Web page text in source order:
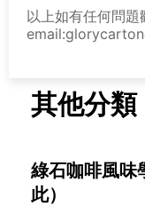
其他分類
綠石咖啡風味
此）
以上如有任何問